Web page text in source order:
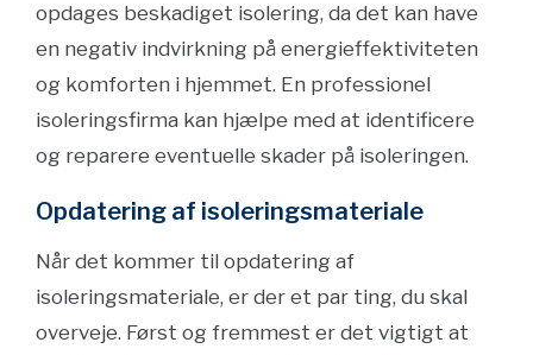
opdages beskadiget isolering, da det kan have
en negativ indvirkning på energieffektiviteten
og komforten i hjemmet. En professionel
isoleringsfirma kan hjælpe med at identificere
og reparere eventuelle skader på isoleringen.
Opdatering af isoleringsmateriale
Når det kommer til opdatering af
isoleringsmateriale, er der et par ting, du skal
overveje. Først og fremmest er det vigtigt at